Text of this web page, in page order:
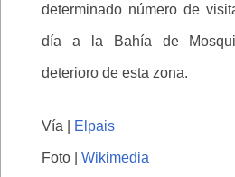
determinado número de
día a la Bahía de
deterioro de esta zona.
Vía | Elpais
Foto | Wikimedia